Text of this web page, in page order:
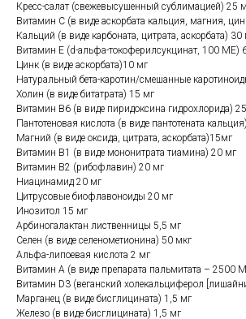
Кресс-салат (свежевысушенный сублимацией) 25
Витамин С (в виде аскорбата кальция, магния,
Кальций (в виде карбоната, цитрата, аскорбата) 30
Витамин Е (d-альфа-токоферилсукцинат, 100 МЕ)
Цинк (в виде аскорбата)10 мг
Натуральный бета-каротин/смешанные
Холин (в виде битатрата) 15 мг
Витамин B6 (в виде пиридоксина гидрохлорида)
Пантотеновая кислота (в виде пантотената
Магний (в виде оксида, цитрата, аскорбата)15мг
Витамин B1 (в виде мононитрата тиамина) 20 мг
Витамин B2 (рибофлавин) 20 мг
Ниацинамид 20 мг
Цитрусовые биофлавоноиды 20 мг
Инозитол 15 мг
Арбиногалактан лиственницы 5,5 мг
Селен (в виде селенометионина) 50 мкг
Альфа-липоевая кислота 2 мг
Витамин А (в виде препарата пальмитата – 2500
Витамин D3 (веганский холекальциферол
Марганец (в виде бисглицината) 1,5 мг
Железо (в виде бисглицината) 1,5 мг